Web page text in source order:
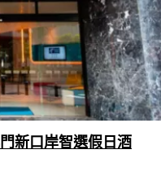
新口岸智選假日酒